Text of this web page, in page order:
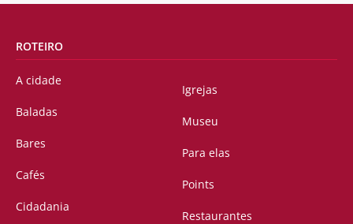
ROTEIRO
A cidade
Baladas
Bares
Cafés
Cidadania
Igrejas
Museu
Para elas
Points
Restaurantes